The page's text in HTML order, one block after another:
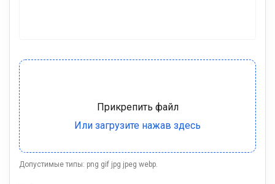
Допустимые типы: png gif jpg jpeg webp.